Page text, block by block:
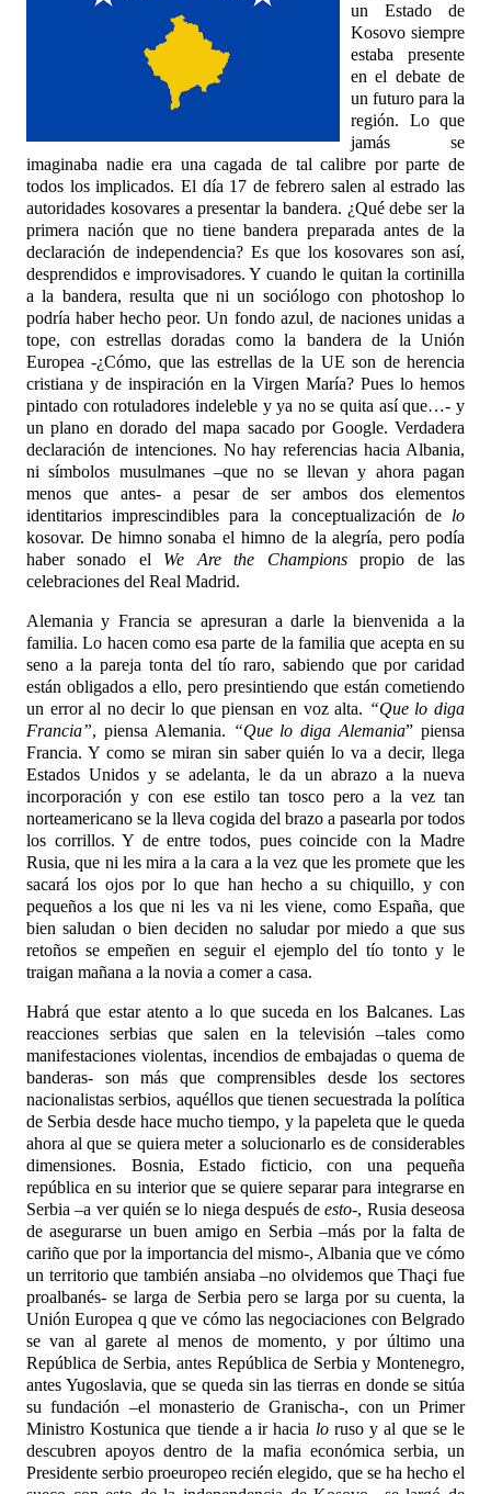
un Estado de
Kosovo siempre
estaba presente
en el debate de
un futuro para la
región. Lo que
jamás se
imaginaba nadie era una cagada de tal calibre por parte de
todos los implicados. El día 17 de febrero salen al estrado las
autoridades kosovares a presentar la bandera. ¿Qué debe ser la
primera nación que no tiene bandera preparada antes de la
declaración de independencia? Es que los kosovares son así,
desprendidos e improvisadores. Y cuando le quitan la cortinilla
a la bandera, resulta que ni un sociólogo con photoshop lo
podría haber hecho peor. Un fondo azul, de naciones unidas a
tope, con estrellas doradas como la bandera de la Unión
Europea -¿Cómo, que las estrellas de la UE son de herencia
cristiana y de inspiración en la Virgen María? Pues lo hemos
pintado con rotuladores indeleble y ya no se quita así que…- y
un plano en dorado del mapa sacado por Google. Verdadera
declaración de intenciones. No hay referencias hacia Albania,
ni símbolos musulmanes –que no se llevan y ahora pagan
menos que antes- a pesar de ser ambos dos elementos
identitarios imprescindibles para la conceptualización de lo
kosovar. De himno sonaba el himno de la alegría, pero podía
haber sonado el We Are the Championspropio de las
celebraciones del Real Madrid.
Alemania y Francia se apresuran a darle la bienvenida a la
familia. Lo hacen como esa parte de la familia que acepta en su
seno a la pareja tonta del tío raro, sabiendo que por caridad
están obligados a ello, pero presintiendo que están cometiendo
un error al no decir lo que piensan en voz alta. “Que lo diga
Francia”, piensa Alemania. “Que lo diga Alemania” piensa
Francia. Y como se miran sin saber quién lo va a decir, llega
Estados Unidos y se adelanta, le da un abrazo a la nueva
incorporación y con ese estilo tan tosco pero a la vez tan
norteamericano se la lleva cogida del brazo a pasearla por todos
los corrillos. Y de entre todos, pues coincide con la Madre
Rusia, que ni les mira a la cara a la vez que les promete que les
sacará los ojos por lo que han hecho a su chiquillo, y con
pequeños a los que ni les va ni les viene, como España, que
bien saludan o bien deciden no saludar por miedo a que sus
retoños se empeñen en seguir el ejemplo del tío tonto y le
traigan mañana a la novia a comer a casa.
Habrá que estar atento a lo que suceda en los Balcanes. Las
reacciones serbias que salen en la televisión –tales como
manifestaciones violentas, incendios de embajadas o quema de
banderas- son más que comprensibles desde los sectores
nacionalistas serbios, aquéllos que tienen secuestrada la política
de Serbia desde hace mucho tiempo, y la papeleta que le queda
ahora al que se quiera meter a solucionarlo es de considerables
dimensiones. Bosnia, Estado ficticio, con una pequeña
república en su interior que se quiere separar para integrarse en
Serbia –a ver quién se lo niega después deesto-, Rusia deseosa
de asegurarse un buen amigo en Serbia –más por la falta de
cariño que por la importancia del mismo-, Albania que ve cómo
un territorio que también ansiaba –no olvidemos que Thaçi fue
proalbanés- se larga de Serbia pero se larga por su cuenta, la
Unión Europea q que ve cómo las negociaciones con Belgrado
se van al garete al menos de momento, y por último una
República de Serbia, antes República de Serbia y Montenegro,
antes Yugoslavia, que se queda sin las tierras en donde se sitúa
su fundación –el monasterio de Granischa-, con un Primer
Ministro Kostunica que tiende a ir hacia loruso y al que se le
descubren apoyos dentro de la mafia económica serbia, un
Presidente serbio proeuropeo recién elegido, que se ha hecho el